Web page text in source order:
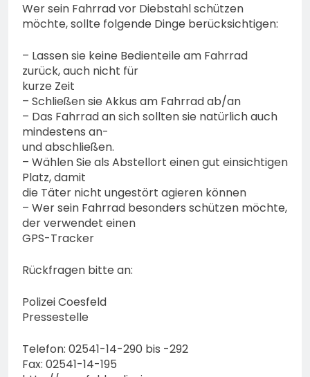
Wer sein Fahrrad vor Diebstahl schützen
möchte, sollte folgende Dinge berücksichtigen:
– Lassen sie keine Bedienteile am Fahrrad
zurück, auch nicht für
kurze Zeit
– Schließen sie Akkus am Fahrrad ab/an
– Das Fahrrad an sich sollten sie natürlich auch
mindestens an-
und abschließen.
– Wählen Sie als Abstellort einen gut einsichtigen
Platz, damit
die Täter nicht ungestört agieren können
– Wer sein Fahrrad besonders schützen möchte,
der verwendet einen
GPS-Tracker
Rückfragen bitte an:
Polizei Coesfeld
Pressestelle
Telefon: 02541-14-290 bis -292
Fax: 02541-14-195